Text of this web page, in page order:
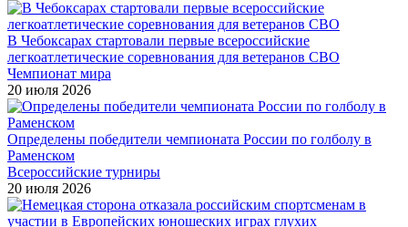
В Чебоксарах стартовали первые всероссийские
легкоатлетические соревнования для ветеранов СВО
Чемпионат мира
20 июля 2026
Определены победители чемпионата России по голболу в
Раменском
Всероссийские турниры
20 июля 2026